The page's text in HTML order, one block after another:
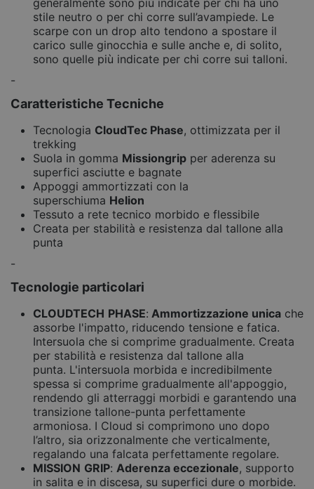
generalmente sono più indicate per chi ha uno
stile neutro o per chi corre sull’avampiede. Le
scarpe con un drop alto tendono a spostare il
carico sulle ginocchia e sulle anche e, di solito,
sono quelle più indicate per chi corre sui talloni.
-
Caratteristiche Tecniche
Tecnologia CloudTec Phase, ottimizzata per il
trekking
Suola in gomma Missiongrip per aderenza su
superfici asciutte e bagnate
Appoggi ammortizzati con la
superschiuma Helion
Tessuto a rete tecnico morbido e flessibile
Creata per stabilità e resistenza dal tallone alla
punta
-
Tecnologie particolari
CLOUDTECH PHASE: Ammortizzazione unica che
assorbe l'impatto, riducendo tensione e fatica.
Intersuola che si comprime gradualmente. Creata
per stabilità e resistenza dal tallone alla
punta. L'intersuola morbida e incredibilmente
spessa si comprime gradualmente all'appoggio,
rendendo gli atterraggi morbidi e garantendo una
transizione tallone-punta perfettamente
armoniosa. I Cloud si comprimono uno dopo
l’altro, sia orizzonalmente che verticalmente,
regalando una falcata perfettamente regolare.
MISSION GRIP: Aderenza eccezionale, supporto
in salita e in discesa, su superfici dure o morbide.